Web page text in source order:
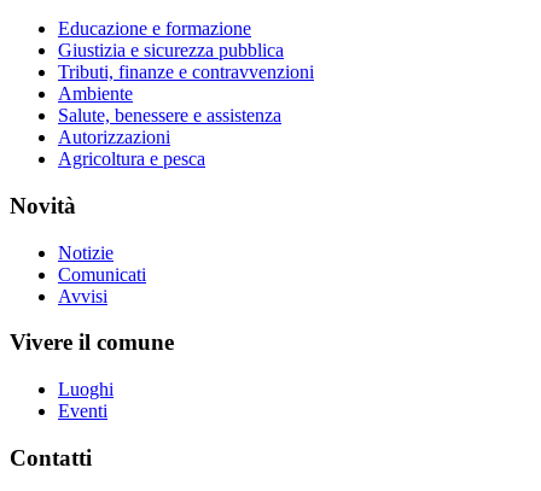
Educazione e formazione
Giustizia e sicurezza pubblica
Tributi, finanze e contravvenzioni
Ambiente
Salute, benessere e assistenza
Autorizzazioni
Agricoltura e pesca
Novità
Notizie
Comunicati
Avvisi
Vivere il comune
Luoghi
Eventi
Contatti